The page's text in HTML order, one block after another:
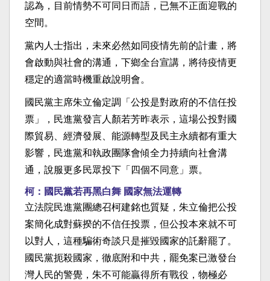
認為，目前情勢不可同日而語，已無不正面迎戰的
空間。
黨內人士指出，未來必然如同疫情先前的計畫，將
會啟動與社會的溝通，下鄉全台宣講，將待疫情更
穩定的適當時機重啟說明會。
國民黨主席朱立倫定調「公投是對政府的不信任投
票」，民進黨發言人顏若芳昨表示，這場公投對國
際貿易、經濟發展、能源轉型及民主永續都有重大
影響，民進黨和執政團隊會傾全力持續向社會溝
通，說服更多民眾投下「四個不同意」票。
柯：國民黨若再黑白舞 國家無法運轉
立法院民進黨團總召柯建銘也質疑，朱立倫把公投
案簡化成對蘇揆的不信任投票，但公投本來就不可
以對人，這種騙術奇談只是摧毀國家的託辭罷了。
國民黨扼殺國家，徹底附和中共，罷免案已激發台
灣人民的警覺，朱不可能贏得所有戰役，物極必